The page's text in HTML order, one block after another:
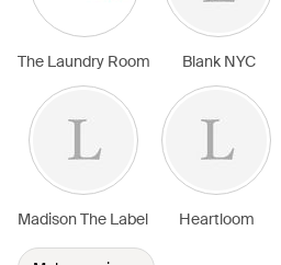
The Laundry Room Blank NYC
Madison The Label Heartloom